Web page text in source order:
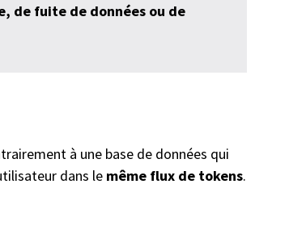
de fuite de données ou de
à une base de données qui
dans le même flux de tokens.